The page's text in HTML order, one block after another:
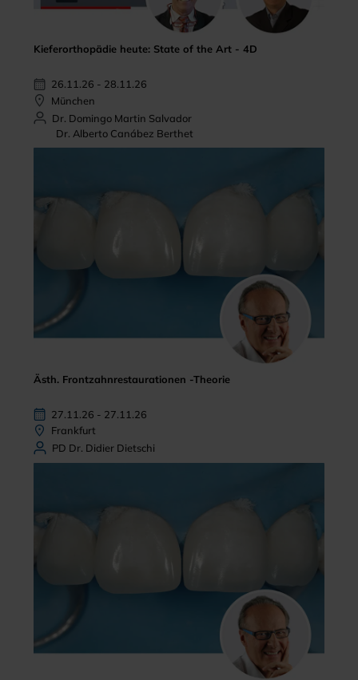
Kieferorthopädie heute: State of the Art - 4D
26.11.26 - 28.11.26
München
Dr. Domingo Martin Salvador
Dr. Alberto Canábez Berthet
Ästh. Frontzahnrestaurationen -Theorie
27.11.26 - 27.11.26
Frankfurt
PD Dr. Didier Dietschi